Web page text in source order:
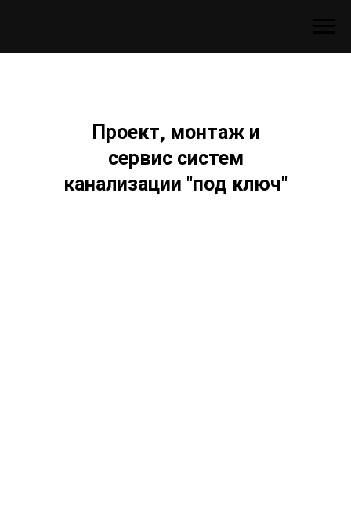
Проект, монтаж и
сервис систем
канализации "под ключ"